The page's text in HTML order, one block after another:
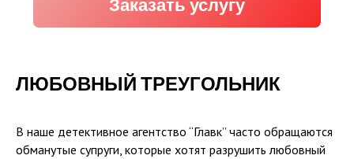
ЛЮБОВНЫЙ ТРЕУГОЛЬНИК
В наше детективное агентство “Главк” часто обращаются
обманутые супруги, которые хотят разрушить любовный